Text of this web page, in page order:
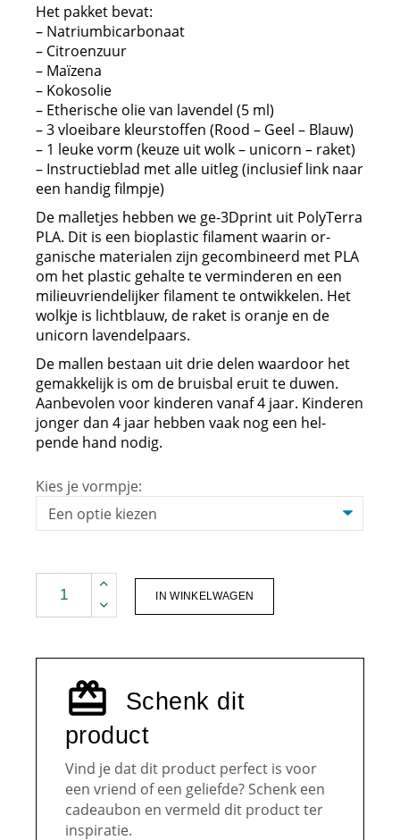
Het pakket bevat:
– Natriumbicarbonaat
– Citroenzuur
– Maïzena
– Kokosolie
– Etherische olie van lavendel (5 ml)
– 3 vloeibare kleurstoffen (Rood – Geel – Blauw)
– 1 leuke vorm (keuze uit wolk – unicorn – raket)
– Instructieblad met alle uitleg (inclusief link naar
een handig filmpje)
De malletjes hebben we ge-3Dprint uit PolyTerra
PLA. Dit is een bioplastic filament waarin or-
ganische materialen zijn gecombineerd met PLA
om het plastic gehalte te verminderen en een
milieuvriendelijker filament te ontwikkelen. Het
wolkje is lichtblauw, de raket is oranje en de
unicorn lavendelpaars.
De mallen bestaan uit drie delen waardoor het
gemakkelijk is om de bruisbal eruit te duwen.
Aanbevolen voor kinderen vanaf 4 jaar. Kinderen
jonger dan 4 jaar hebben vaak nog een hel-
pende hand nodig.
Kies je vormpje:
Bruisbal DIY quantity
IN WINKELWAGEN
Schenk dit
product
Vind je dat dit product perfect is voor
een vriend of een geliefde? Schenk een
cadeaubon en vermeld dit product ter
inspiratie.